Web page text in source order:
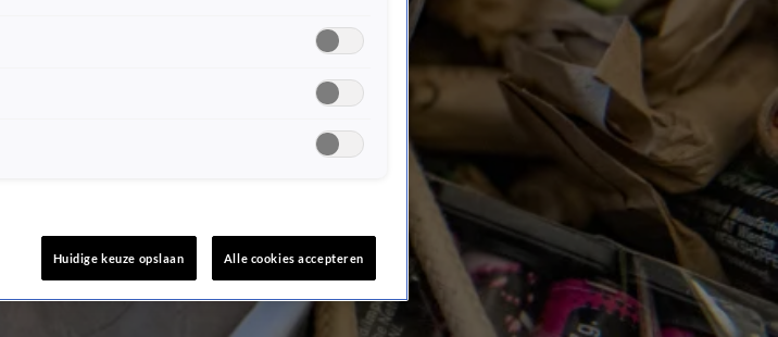
Huidige keuze opslaan Alle cookies accepteren